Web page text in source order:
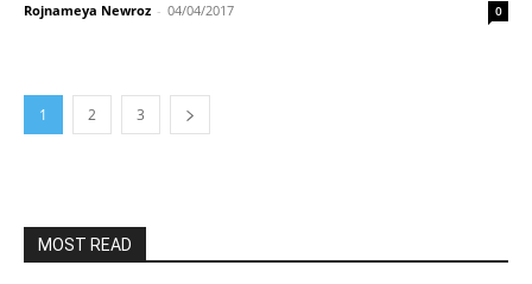
Rojnameya Newroz - 04/04/2017 0
1 2 3
MOST READ